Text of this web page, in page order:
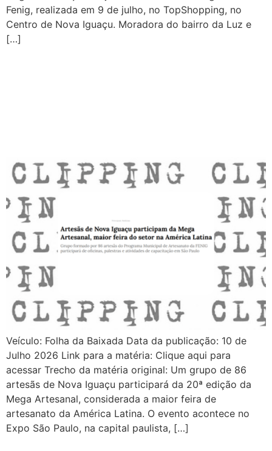
Fenig, realizada em 9 de julho, no TopShopping, no
Centro de Nova Iguaçu. Moradora do bairro da Luz e
[…]
Veículo: Folha da Baixada Data da publicação: 10 de
Julho 2026 Link para a matéria: Clique aqui para
acessar Trecho da matéria original: Um grupo de 86
artesãs de Nova Iguaçu participará da 20ª edição da
Mega Artesanal, considerada a maior feira de
artesanato da América Latina. O evento acontece no
Expo São Paulo, na capital paulista, […]